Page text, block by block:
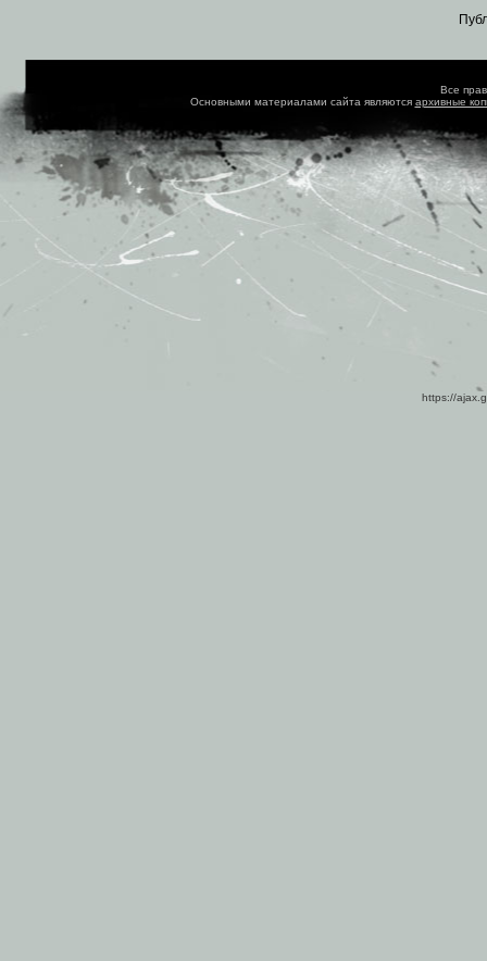
Все
Основными материалами сайта являются архивные
https://